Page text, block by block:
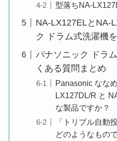
型落ちNA-
NA-LX127ELとNA-
ク ドラム式洗濯機
パナソニック ドラ
くある質問まとめ
Panasonic なな
LX127DL/R と
な製品ですか？
「トリプル自動
どのようなもの